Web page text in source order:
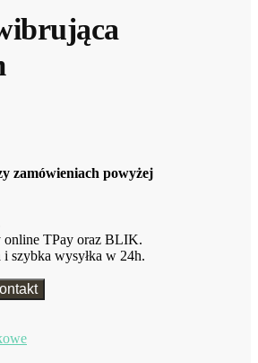
zamówieniach powyżej
online TPay oraz BLIK.
i szybka wysyłka w 24h.